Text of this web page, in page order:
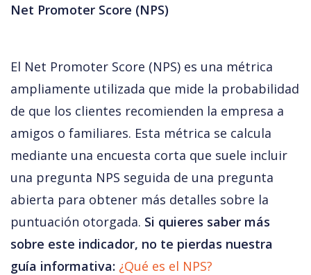
Net Promoter Score (NPS)
El Net Promoter Score (NPS) es una métrica
ampliamente utilizada que mide la probabilidad
de que los clientes recomienden la empresa a
amigos o familiares. Esta métrica se calcula
mediante una encuesta corta que suele incluir
una pregunta NPS seguida de una pregunta
abierta para obtener más detalles sobre la
puntuación otorgada. Si quieres saber más
sobre este indicador, no te pierdas nuestra
guía informativa: ¿Qué es el NPS?